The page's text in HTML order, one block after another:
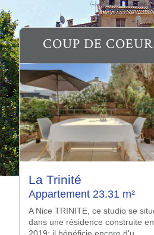
COUP DE COEUR
Tourrettes-Sur-Loup
Terrain 2673 m²
Situé à l'ouest de Tourrettes-sur-
Loup, ce superbe terrain bénéficie